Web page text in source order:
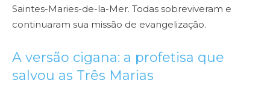
Saintes-Maries-de-la-Mer. Todas sobreviveram e
continuaram sua missão de evangelização.
A versão cigana: a profetisa que
salvou as Três Marias